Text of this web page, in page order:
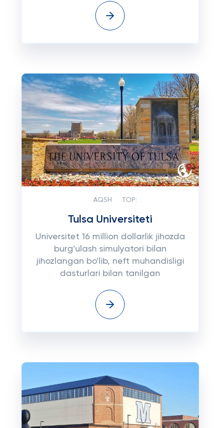
AQSH TOP:
Tulsa Universiteti
Universitet 16 million dollarlik jihozda
burg'ulash simulyatori bilan
jihozlangan bo'lib, neft muhandisligi
dasturlari bilan tanilgan